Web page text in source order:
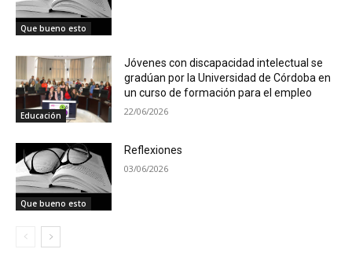
Que bueno esto
Educación
Jóvenes con discapacidad intelectual se
gradúan por la Universidad de Córdoba en
un curso de formación para el empleo
22/06/2026
Que bueno esto
Reflexiones
03/06/2026